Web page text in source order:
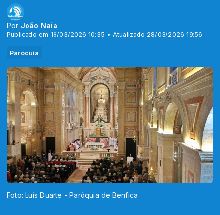
Por João Naia
Publicado em 16/03/2026 10:35 • Atualizado 28/03/2026 19:56
Paróquia
Foto: Luís Duarte - Paróquia de Benfica